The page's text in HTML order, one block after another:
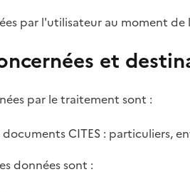
par l'utilisateur au moment
et
par le traitement sont :
CITES : particuliers,
données sont :